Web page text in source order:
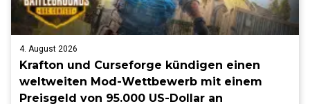
4. August 2026
Krafton und Curseforge kündigen einen
weltweiten Mod-Wettbewerb mit einem
Preisgeld von 95.000 US-Dollar an